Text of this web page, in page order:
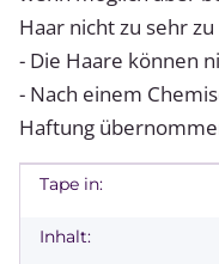
Haar nicht zu sehr
- Die Haare können
- Nach einem
Haftung
Produkteigenschaft
Wert
Tape in:
Inhalt: